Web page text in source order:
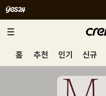
홈 추천 인기 신규